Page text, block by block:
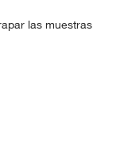
las muestras